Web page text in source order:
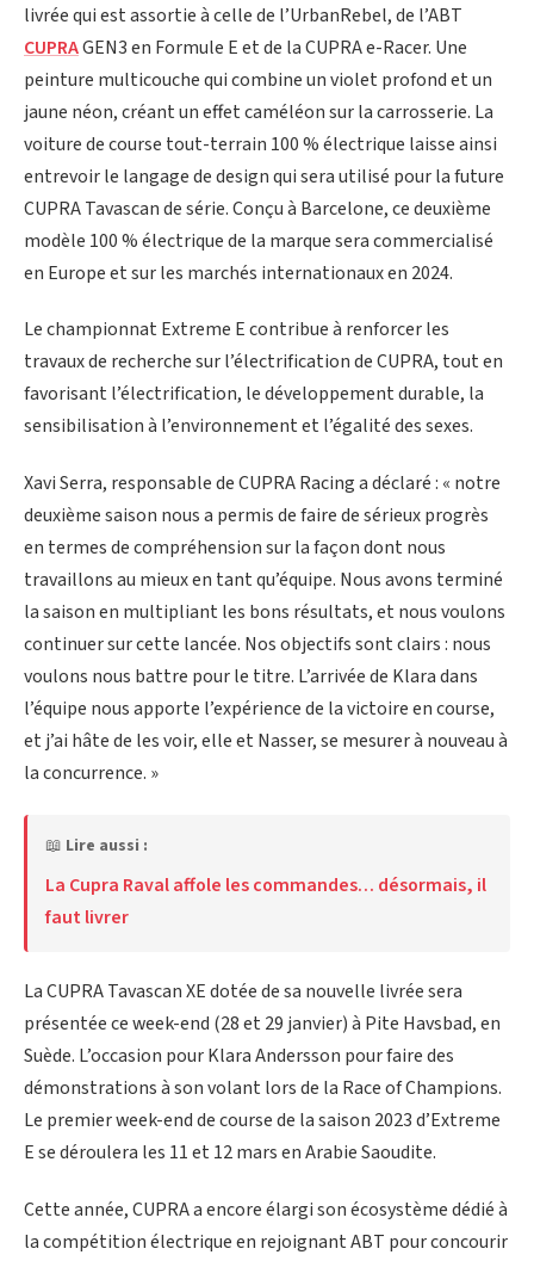
livrée qui est assortie à celle de l’UrbanRebel, de l’ABT
CUPRAGEN3 en Formule E et de la CUPRA e-Racer. Une
peinture multicouche qui combine un violet profond et un
jaune néon, créant un effet caméléon sur la carrosserie. La
voiture de course tout-terrain 100 % électrique laisse ainsi
entrevoir le langage de design qui sera utilisé pour la future
CUPRA Tavascan de série. Conçu à Barcelone, ce deuxième
modèle 100 % électrique de la marque sera commercialisé
en Europe et sur les marchés internationaux en 2024.
Le championnat Extreme E contribue à renforcer les
travaux de recherche sur l’électrification de CUPRA, tout en
favorisant l’électrification, le développement durable, la
sensibilisation à l’environnement et l’égalité des sexes.
Xavi Serra, responsable de CUPRA Racing a déclaré : « notre
deuxième saison nous a permis de faire de sérieux progrès
en termes de compréhension sur la façon dont nous
travaillons au mieux en tant qu’équipe. Nous avons terminé
la saison en multipliant les bons résultats, et nous voulons
continuer sur cette lancée. Nos objectifs sont clairs : nous
voulons nous battre pour le titre. L’arrivée de Klara dans
l’équipe nous apporte l’expérience de la victoire en course,
et j’ai hâte de les voir, elle et Nasser, se mesurer à nouveau à
la concurrence. »
📖 Lire aussi :
La Cupra Raval affole les commandes… désormais, il
faut livrer
La CUPRA Tavascan XE dotée de sa nouvelle livrée sera
présentée ce week-end (28 et 29 janvier) à Pite Havsbad, en
Suède. L’occasion pour Klara Andersson pour faire des
démonstrations à son volant lors de la Race of Champions.
Le premier week-end de course de la saison 2023 d’Extreme
E se déroulera les 11 et 12 mars en Arabie Saoudite.
Cette année, CUPRA a encore élargi son écosystème dédié à
la compétition électrique en rejoignant ABT pour concourir